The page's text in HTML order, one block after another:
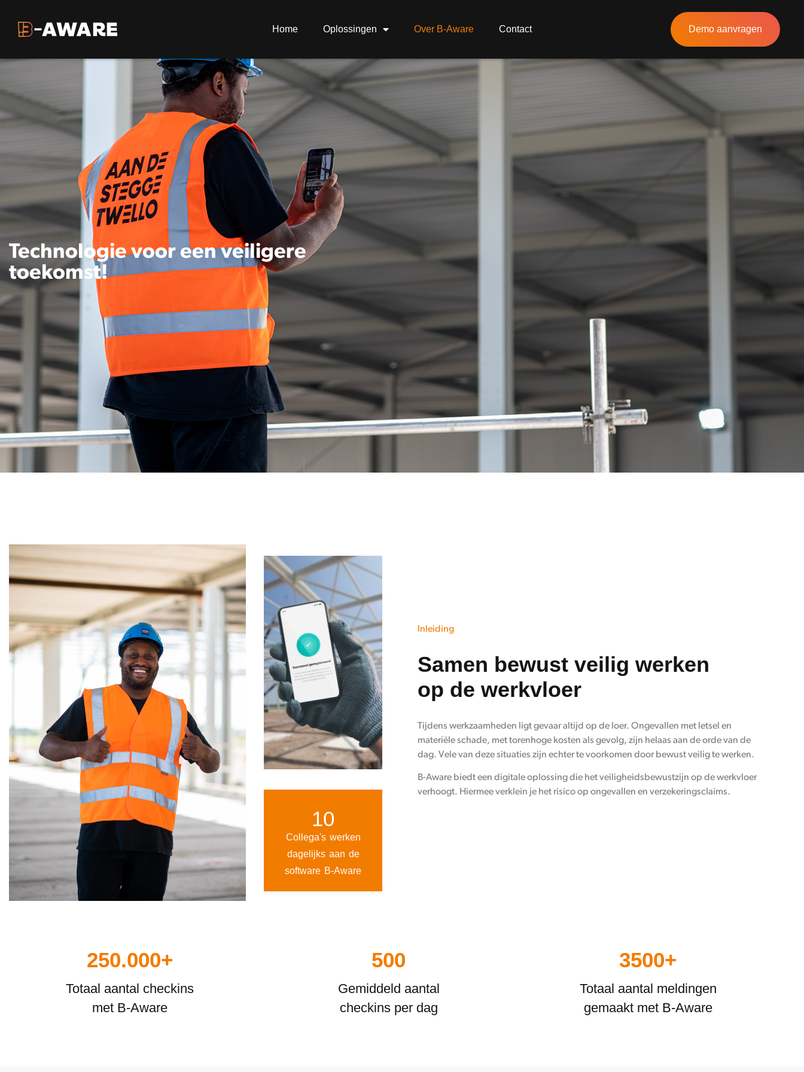
Home Oplossingen Over B-Aware Contact Demo aanvragen
Technologie voor een veiligere
toekomst!
10
Collega's werken
dagelijks aan de
software B-Aware
Inleiding
Samen bewust veilig werken
op de werkvloer
Tijdens werkzaamheden ligt gevaar altijd op de loer. Ongevallen met letsel en
materiële schade, met torenhoge kosten als gevolg, zijn helaas aan de orde van de
dag. Vele van deze situaties zijn echter te voorkomen door bewust veilig te werken.
B-Aware biedt een digitale oplossing die het veiligheidsbewustzijn op de werkvloer
verhoogt. Hiermee verklein je het risico op ongevallen en verzekeringsclaims.
250.000+
Totaal aantal checkins
met B-Aware
500
Gemiddeld aantal
checkins per dag
3500+
Totaal aantal meldingen
gemaakt met B-Aware